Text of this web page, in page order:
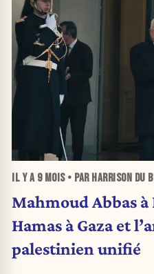
IL Y A 9 MOIS• PAR HARRISON DU
Mahmoud Abbas
Hamas à Gaza et
palestinien unifié